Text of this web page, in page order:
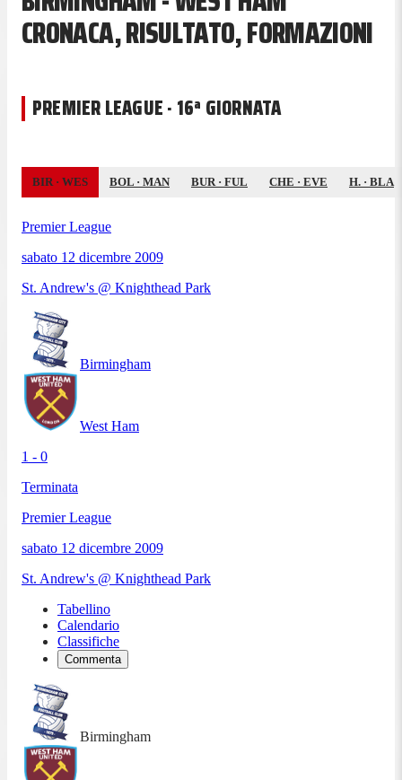
CRONACA, RISULTATO, FORMAZIONI
PREMIER LEAGUE · 16ª GIORNATA
BIR· WES BOL · MAN BUR· FUL CHE · EVE H. · BLA
Premier League
sabato 12 dicembre 2009
St. Andrew's @ Knighthead Park
Birmingham
West Ham
1 - 0
Terminata
Premier League
sabato 12 dicembre 2009
St. Andrew's @ Knighthead Park
Tabellino
Calendario
Classifiche
Commenta
Birmingham